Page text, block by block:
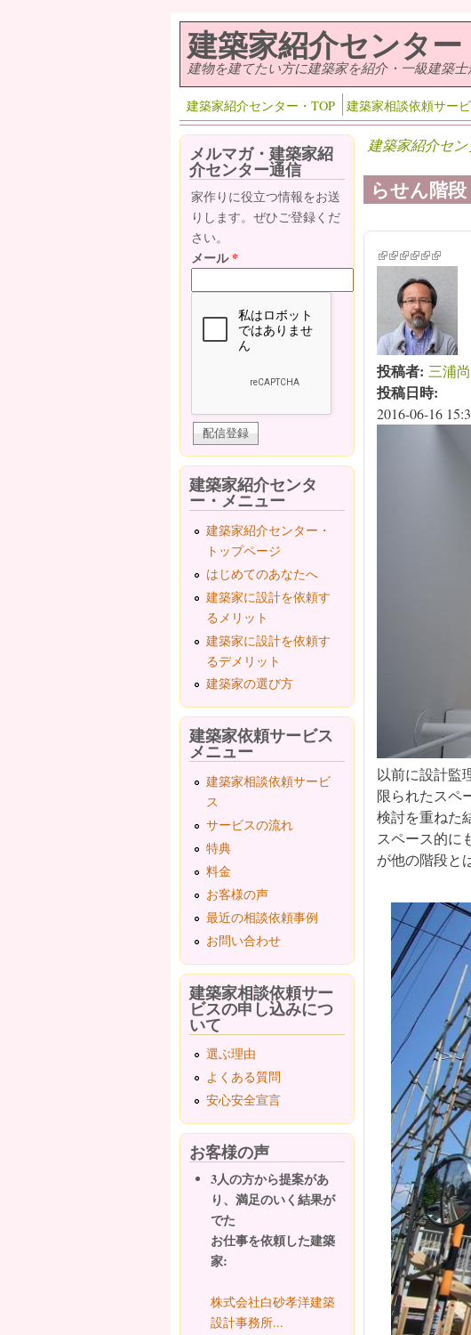
建築家紹介センター
建物を建てたい方に建築家を紹介・一級建築
建築家紹介センター・TOP 建築家相談依頼サー
建築家紹介セ
らせん階段
(link is external)
(link is external)
(link is
(link is
(link is
(link is
投稿者: 三浦
投稿日時:
2016-06-16
以前に設計監
限られたスペ
検討を重ねた
スペース的に
が他の階段と
メルマガ・建築家紹
介センター通信
家作りに役立つ情報をお送
りします。ぜひご登録くだ
さい。
メール*
建築家紹介センタ
ー・メニュー
建築家紹介センター・
トップページ
はじめてのあなたへ
建築家に設計を依頼す
るメリット
建築家に設計を依頼す
るデメリット
建築家の選び方
建築家依頼サービス
メニュー
建築家相談依頼サービ
ス
サービスの流れ
特典
料金
お客様の声
最近の相談依頼事例
お問い合わせ
建築家相談依頼サー
ビスの申し込みにつ
いて
選ぶ理由
よくある質問
安心安全宣言
お客様の声
3人の方から提案があ
り、満足のいく結果が
でた
お仕事を依頼した建築
家:
株式会社白砂孝洋建築
設計事務所...